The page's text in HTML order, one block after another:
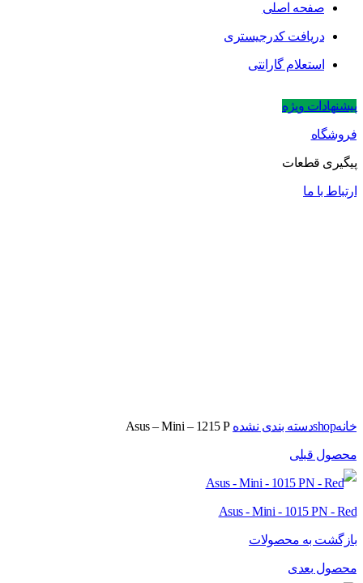
صفحه اصلی
دریافت کدرجیستری
استعلام گارانتی
پیشنهادات ویژه
فروشگاه
پیگیری قطعات
ارتباط با ما
خانهshopدسته بندی نشده Asus – Mini – 1215 P
محصول قبلی
Asus - Mini - 1015 PN - Red
بازگشت به محصولات
محصول بعدی